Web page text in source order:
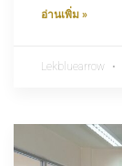
อ่านเพิ่ม »
Lekbluearrow